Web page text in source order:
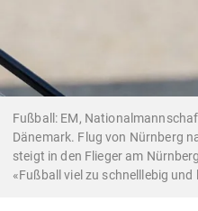
Fußball: EM,
Dänemark. Flug von Nürnberg
steigt in den Flieger am
«Fußball viel zu schnelllebig und